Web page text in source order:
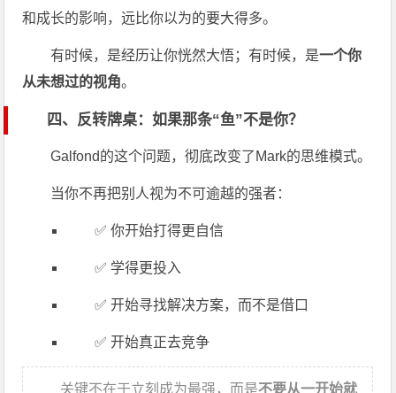
和成长的影响，远比你以为的要大得多。
有时候，是经历让你恍然大悟；有时候，是一个你
从未想过的视角。
四、反转牌桌：如果那条“鱼”不是你？
Galfond的这个问题，彻底改变了Mark的思维模式。
当你不再把别人视为不可逾越的强者：
✅ 你开始打得更自信
✅ 学得更投入
✅ 开始寻找解决方案，而不是借口
✅ 开始真正去竞争
关键不在于立刻成为最强，而是不要从一开始就